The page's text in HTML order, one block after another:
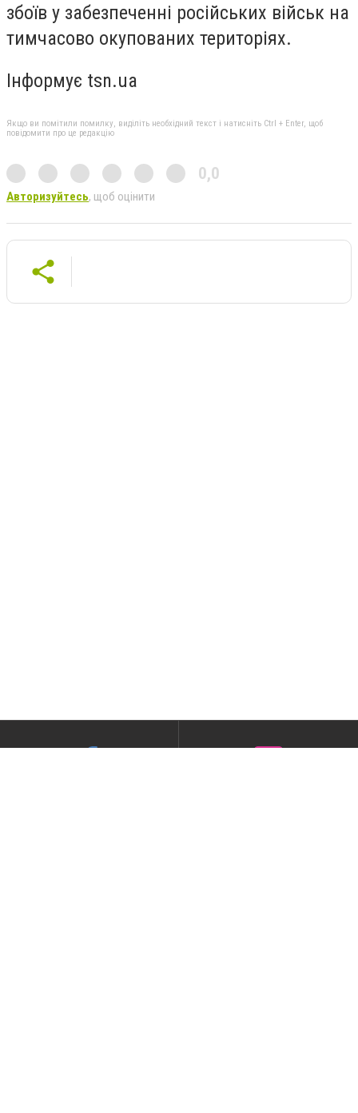
збоїв у забезпеченні російських військ на
тимчасово окупованих територіях.
Інформує tsn.ua
Якщо ви помітили помилку, виділіть необхідний текст і натисніть Ctrl + Enter, щоб
повідомити про це редакцію
0,0
Авторизуйтесь, щоб оцінити